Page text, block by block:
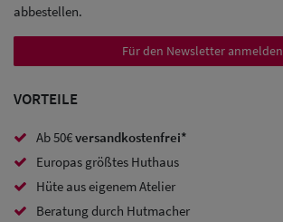
Sale:
Trucker
Caps
Sale: Caps
abbestellen.
Für den Newsletter anmelden
VORTEILE
Ab 50€versandkostenfrei*
Europas größtes Huthaus
Hüte aus eigenem Atelier
Beratung durch Hutmacher